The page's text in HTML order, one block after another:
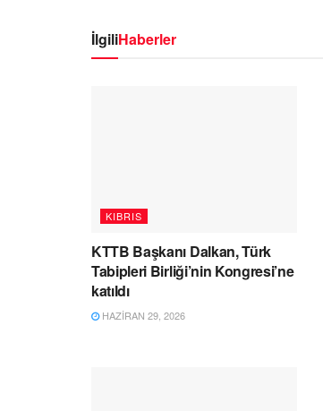
İlgiliHaberler
KIBRIS
KTTB Başkanı Dalkan, Türk
Tabipleri Birliği’nin Kongresi’ne
katıldı
HAZIRAN 29, 2026